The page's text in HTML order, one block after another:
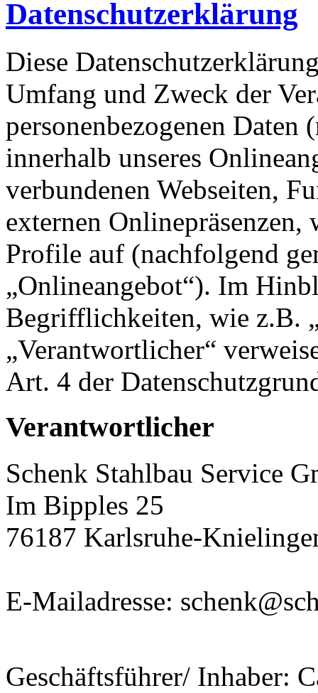
Datenschutzerklärung
Diese
Umfang und Zweck der
personenbezogenen Daten
innerhalb unseres
verbundenen Webseiten,
externen
Profile auf (nachfolgend
„Onlineangebot“). Im
Begrifflichkeiten, wie z.B.
„Verantwortlicher“
Art. 4 der
Verantwortlicher
Schenk Stahlbau Service
Im Bipples 25
76187 Karlsruhe-
E-Mailadresse:
Geschäftsführer/ Inhaber: